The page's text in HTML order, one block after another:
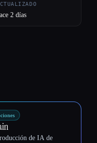
2 días
de IA de